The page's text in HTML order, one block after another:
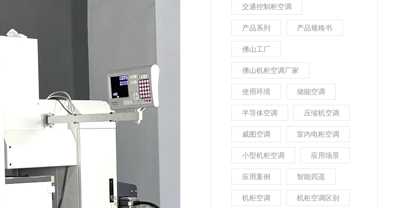
交通控制柜空调
产品系列 产品规格书
佛山工厂
佛山机柜空调厂家
使用环境 储能空调
半导体空调 压缩机空调
威图空调 室内电柜空调
小型机柜空调 应用场景
应用案例 智能四遥
机柜空调 机柜空调区别